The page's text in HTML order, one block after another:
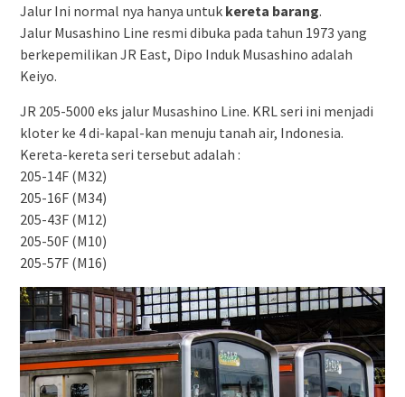
Jalur Ini normal nya hanya untuk kereta barang.
Jalur Musashino Line resmi dibuka pada tahun 1973 yang
berkepemilikan JR East, Dipo Induk Musashino adalah
Keiyo.
JR 205-5000 eks jalur Musashino Line. KRL seri ini menjadi
kloter ke 4 di-kapal-kan menuju tanah air, Indonesia.
Kereta-kereta seri tersebut adalah :
205-14F (M32)
205-16F (M34)
205-43F (M12)
205-50F (M10)
205-57F (M16)